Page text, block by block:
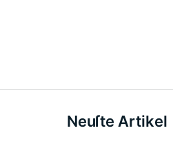
Neuſte Artikel